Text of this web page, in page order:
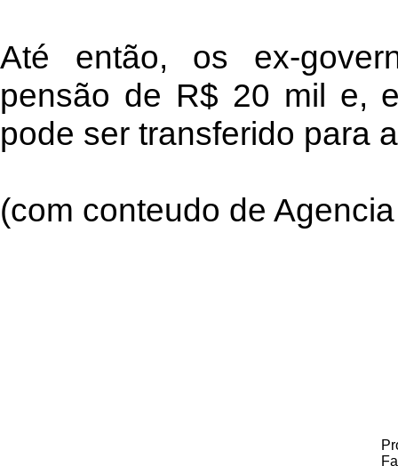
Até então, os ex-
pensão de R$ 20 mil e,
pode ser transferido para
(com conteudo de